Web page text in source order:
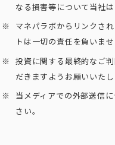
なる損害等について当社
マネパラボからリンクさ
トは一切の責任を負いませ
投資に関する最終的なご
だきますようお願いいたし
当メディアでの外部送信
さい。